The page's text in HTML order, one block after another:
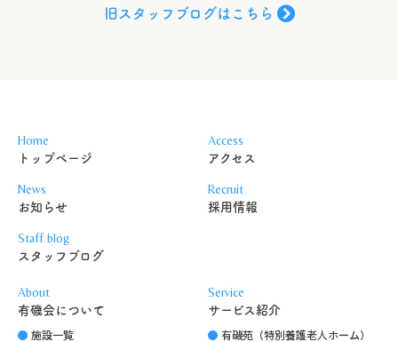
旧スタッフブログはこちら
Home
トップページ
News
お知らせ
Staff blog
スタッフブログ
Access
アクセス
Recruit
採用情報
About
有磯会について
施設一覧
Service
サービス紹介
有磯苑（特別養護老人ホーム）